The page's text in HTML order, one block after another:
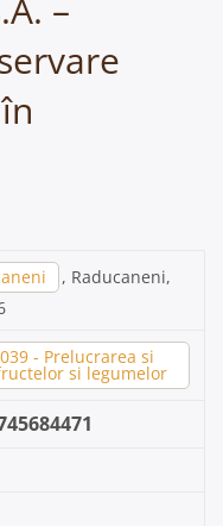
–
, Raducaneni,
- Prelucrarea si
si legumelor